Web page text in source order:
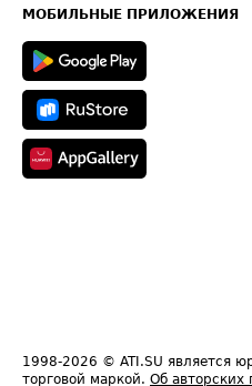
Техническая информация
МОБИЛЬНЫЕ ПРИЛОЖЕНИЯ
1998-2026 © ATI.SU является
торговой маркой. Об авторских